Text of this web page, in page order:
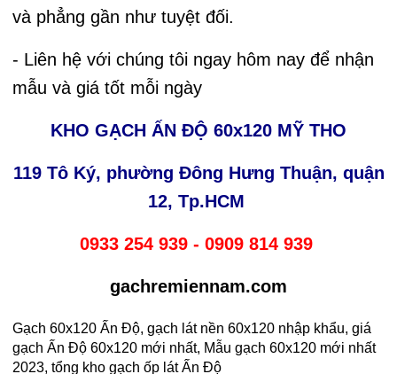
và phẳng gần như tuyệt đối.
- Liên hệ với chúng tôi ngay hôm nay để nhận
mẫu và giá tốt mỗi ngày
KHO GẠCH ẤN ĐỘ 60x120 MỸ THO
119 Tô Ký, phường Đông Hưng Thuận, quận
12, Tp.HCM
0933 254 939 - 0909 814 939
gachremiennam.com
Gạch 60x120 Ấn Độ, gạch lát nền 60x120 nhập khẩu, giá
gạch Ấn Độ 60x120 mới nhất, Mẫu gạch 60x120 mới nhất
2023, tổng kho gạch ốp lát Ấn Độ